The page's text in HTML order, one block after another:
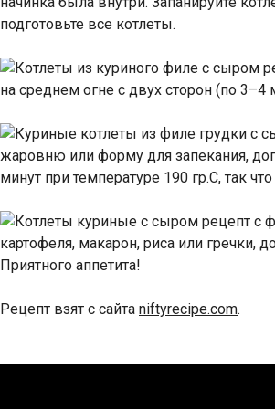
подготовьте все котлеты.
на среднем огне с двух сторон (по
жаровню или форму для запекания,
минут при температуре 190 гр.С, так
картофеля, макарон, риса или гречки,
Приятного аппетита!
Рецепт взят с сайта niftyrecipe.com.